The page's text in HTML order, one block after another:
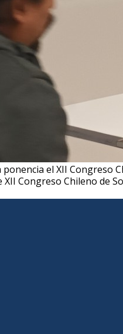
el XII Congreso
Congreso Chileno de